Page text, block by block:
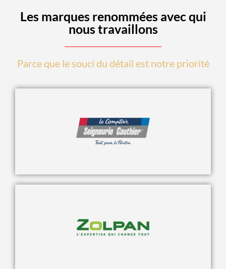
Les marques renommées avec qui
nous travaillons
Parce que le souci du détail est notre priorité